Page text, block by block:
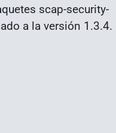
scap-security-
a la versión 1.3.4.